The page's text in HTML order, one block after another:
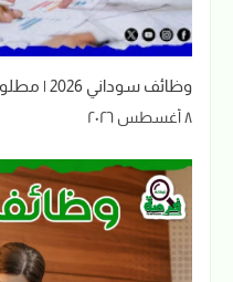
وظائف سوداني 2026 | مطلوب مدير أول للدعم القانوني
٨ أغسطس ٢٠٢٦